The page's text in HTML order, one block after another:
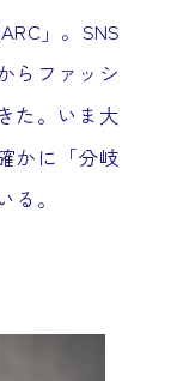
」。SNS
らファッシ
た。いま大
かに「分岐
。